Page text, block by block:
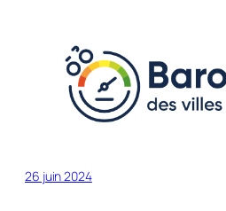
26 juin 2024